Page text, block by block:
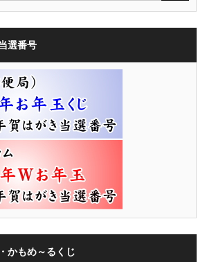
選番号
かもめ～るくじ